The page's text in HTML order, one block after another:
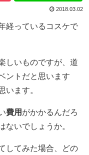
2018.03.02
経っているコスケで
しいものですが、道
ントだと思います
います。
費用 がかかるんだろ
ないでしょうか。
してみた場合、どの